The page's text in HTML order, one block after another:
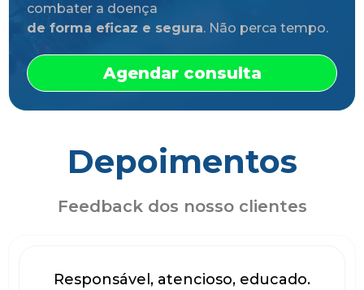
combater a doença
de forma eficaz e segura. Não perca tempo.
Agendar consulta
Depoimentos
Feedback dos nosso clientes
Responsável, atencioso, educado.